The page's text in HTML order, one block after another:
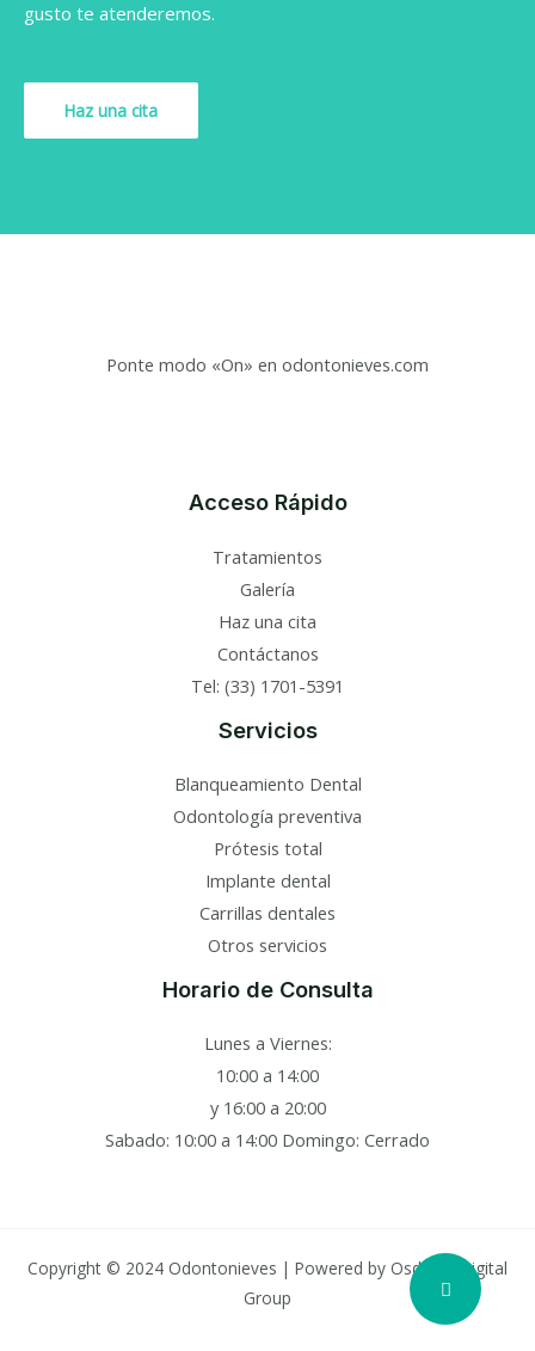
gusto te atenderemos.
Haz una cita
Ponte modo «On» en odontonieves.com
Acceso Rápido
Tratamientos
Galería
Haz una cita
Contáctanos
Tel: (33) 1701-5391
Servicios
Blanqueamiento Dental
Odontología preventiva
Prótesis total
Implante dental
Carrillas dentales
Otros servicios
Horario de Consulta
Lunes a Viernes:
10:00 a 14:00
y 16:00 a 20:00
Sabado: 10:00 a 14:00 Domingo: Cerrado
Copyright © 2024 Odontonieves | Powered by Osdems Digital
Group